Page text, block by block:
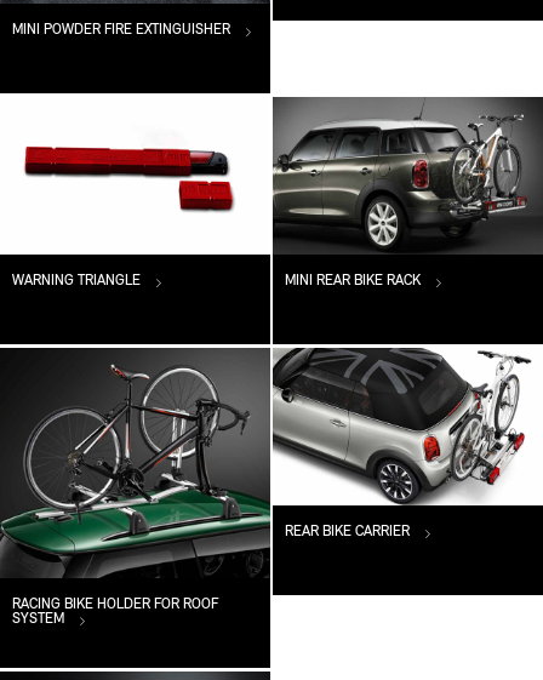
MINI POWDER FIRE EXTINGUISHER
WARNING TRIANGLE MINI REAR BIKE RACK
RACING BIKE HOLDER FOR ROOF
SYSTEM
REAR BIKE CARRIER